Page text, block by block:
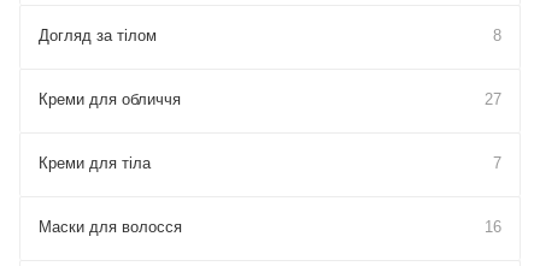
Догляд за тілом 8
Креми для обличчя 27
Креми для тіла 7
Маски для волосся 16